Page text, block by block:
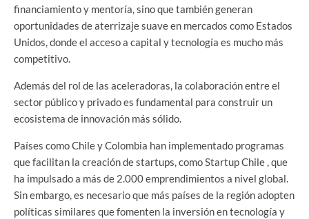
financiamiento y mentoría, sino que también generan
oportunidades de aterrizaje suave en mercados como Estados
Unidos, donde el acceso a capital y tecnología es mucho más
competitivo.
Además del rol de las aceleradoras, la colaboración entre el
sector público y privado es fundamental para construir un
ecosistema de innovación más sólido.
Países como Chile y Colombia han implementado programas
que facilitan la creación de startups, como Startup Chile , que
ha impulsado a más de 2.000 emprendimientos a nivel global.
Sin embargo, es necesario que más países de la región adopten
políticas similares que fomenten la inversión en tecnología y